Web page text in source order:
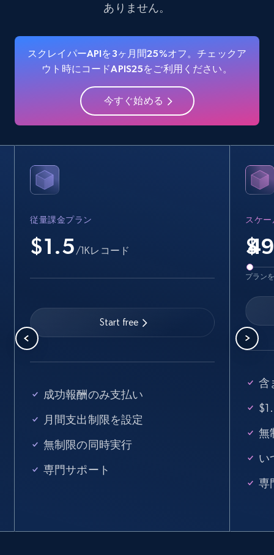
ありません。
スクレイパーAPIを3ヶ月間25%オフ。チェックア
ウト時にコードAPIS25をご利用ください。
今すぐ始める
従量課金プラン
$1.5 /1Kレコード
Start free
成功報酬のみ支払い
月間支出制限を設定
無制限の同時実行
専門サポート
スケー
$
プラン
含
無
い
専